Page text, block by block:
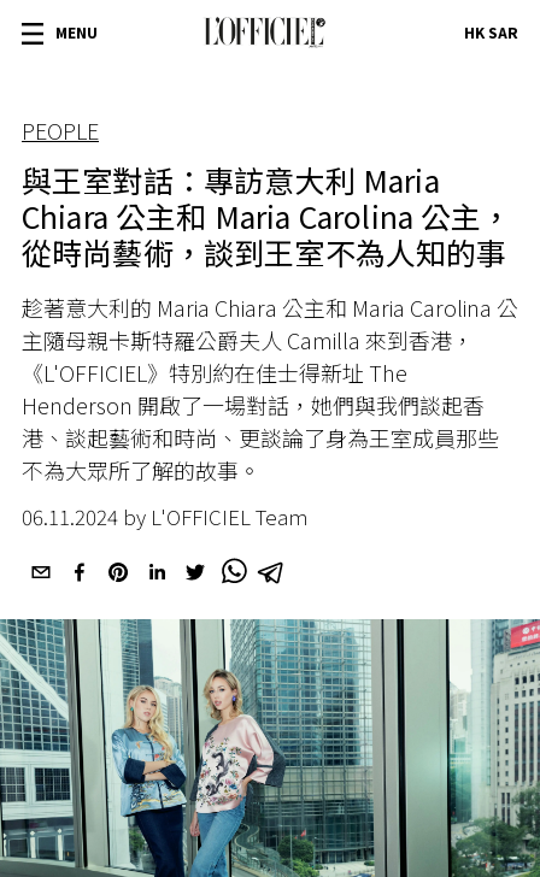
MENU HK SAR
PEOPLE
與王室對話：專訪意大利 Maria
Chiara 公主和 Maria Carolina 公主，
從時尚藝術，談到王室不為人知的事
趁著意大利的 Maria Chiara 公主和 Maria Carolina 公
主隨母親卡斯特羅公爵夫人 Camilla 來到香港，
《L'OFFICIEL》特別約在佳士得新址 The
Henderson 開啟了一場對話，她們與我們談起香
港、談起藝術和時尚、更談論了身為王室成員那些
不為大眾所了解的故事。
06.11.2024 by L'OFFICIEL Team